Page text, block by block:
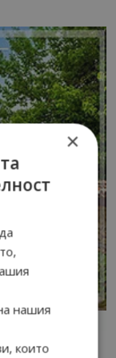
×
нашия
които